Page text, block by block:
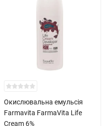
Окислювальна емульсія
Farmavita FarmaVita Life
Cream 6%